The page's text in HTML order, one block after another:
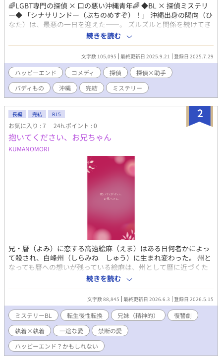
🌈LGBT専門の探偵 × 口の悪い沖縄青年🌈 ◆BL × 探偵ミステリ
ー◆ 「シナサリンドー（ぶちのめすぞ）！」 沖縄出身の陽向（ひ
なた）は、最悪の一日を迎えた——。 ズルズルと関係を続けてき
たダメ男の浮気現場を目撃してしまう。 さらに、そこに現れたの
は黒コートの美形探偵。 彼はなんと、元恋人が“慰謝料をぶんど
るために雇った” ゲイ専門の探偵（ただしノンケ）だった！？ は
じまりは最悪。 敵として出会ったふたりは、元恋人が関わる詐欺
事件に 巻き込まれながら、しだいに奇妙な絆を育んでいく。 傷を
抱えた探偵と、不幸体質の青年が織りなす、ミステリーBL。 【基
本方針】 本編・R-18エピソードともに、以下の方針で執筆してい
ます。 ・未成年の性描写は無し ・合意のない性行為描写は無し ※
物語の都合上、どうしても上記の描写が入る場合には、 事前に注
意書きを記載いたします。 【その他】 「郁嵐（いくらん）」とい
う名義で ブロマンス風の和風歴史ファンタジー小説も書いてま
す！ よろしければ、ぜひお越し下さいませ〜 ・エブリスタ様
https://estar.jp/users/1510003589 ･アルファポリス様
https://www.alphapolis.co.jp/author/detail/732419783 ・小説
家になろう様 https://mypage.syosetu.com/2318984/
続きを読む
文字数 105,095 最終更新日 2025.9.21 登録日 2025.7.29
ハッピーエンド コメディ 探偵
探偵×助手
バディもの
沖縄 完結 ミステリー
2
長編 完結 R15
お気に入り : 7 24h.ポイント : 0
抱いてください、お兄ちゃん
KUMANOMORI
兄・暦（よみ）に恋する高遠絵麻（えま）はある日何者かによっ
て殺され、白峰州（しらみね しゅう）に生まれ変わった。 州と
なっても暦への想いが残っている絵麻は、州として暦に近づくた
めに積極的に動くが、暦からは警戒されて拒絶されてしまう。 暦
とともにある事件に巻き込まれた州は、暦と急接近し、前世自分
が死んだ事件の真相を探ることになる。 兄への一途さゆえにかつ
て人の心を乱していた絵麻は、生まれ変わっても波紋を作るらし
い。 州と暦の接近でかつての罪人たちが、ざわめき出す。 他人と
してでも兄と結ばれたい州と、犯人への復讐心しかない暦のすれ
違いミステリーBL。 「お兄ちゃん。他人になったら、抱いてくれ
ますか？」 ※一度、恋愛ジャンルとして投稿していたものを、BL
で投稿し直しています。 ステキブンゲイに併載（エブリスタ・カ
続きを読む
文字数 88,845 最終更新日 2026.6.3 登録日 2026.5.15
ミステリーBL 転生後性転換 兄妹（精神的）
復讐劇
執着×執着
一途な愛
禁断の愛
ハッピーエンド？かもしれない